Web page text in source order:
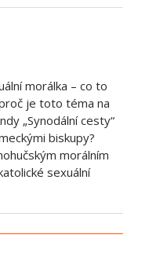
morálka – co to
je toto téma na
„Synodální cesty“
biskupy?
morálním
sexuální